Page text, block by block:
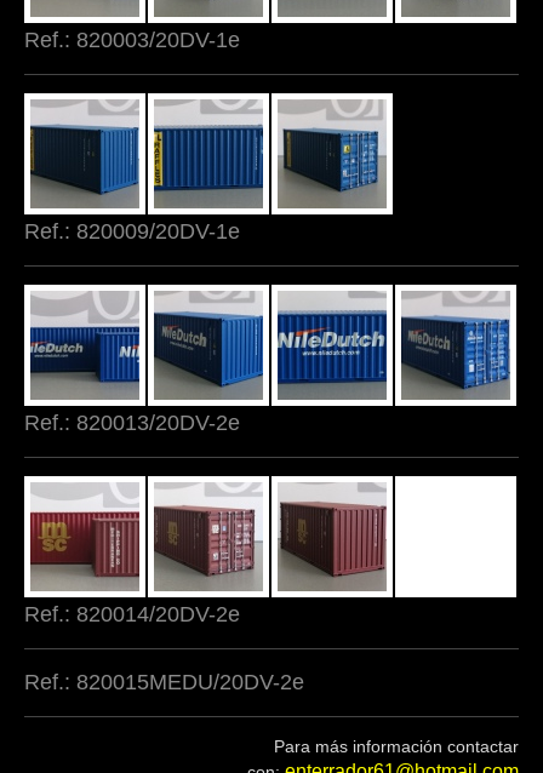
Ref.: 820003/20DV-1e
Ref.: 820009/20DV-1e
Ref.: 820013/20DV-2e
Ref.: 820014/20DV-2e
Ref.: 820015MEDU/20DV-2e
Para más información contactar